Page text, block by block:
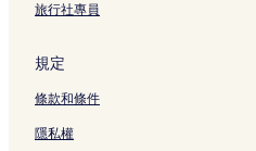
旅行社專員
規定
條款和條件
隱私權